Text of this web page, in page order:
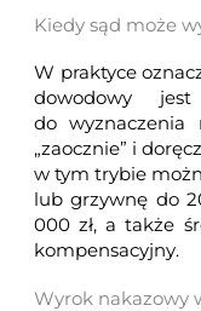
Kiedy sąd może
W praktyce
dowodowy
do wyznaczenia
„zaocznie” i
w tym trybie
lub grzywnę do
000 zł, a także
kompensacyjny.
Wyrok nakazowy